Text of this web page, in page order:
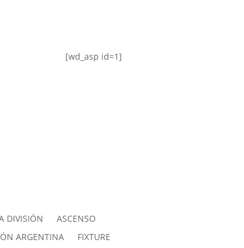
[wd_asp id=1]
DIVISIÓN
ASCENSO
ARGENTINA
FIXTURE